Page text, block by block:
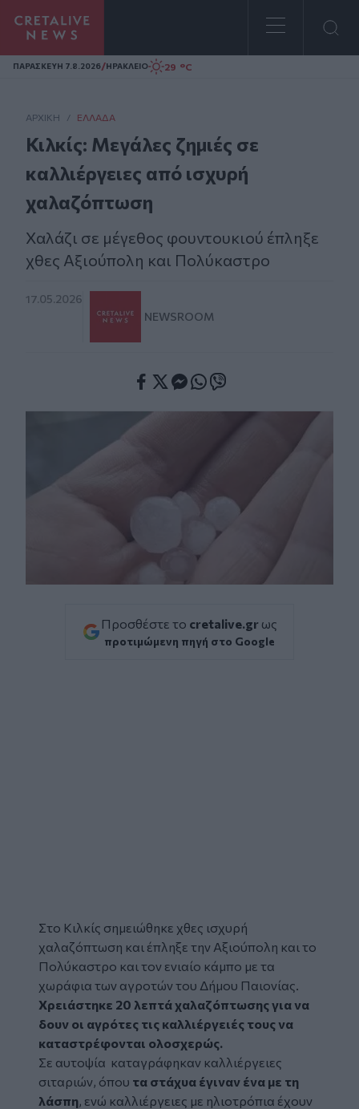
Homepage
ΠΑΡΑΣΚΕΥΗ 7.8.2026/ΗΡΑΚΛΕΙΟ 29 °C
ΑΡΧΙΚΗ / ΕΛΛΆΔΑ
Κιλκίς: Μεγάλες ζημιές σε
καλλιέργειες από ισχυρή
χαλαζόπτωση
Χαλάζι σε μέγεθος φουντουκιού έπληξε
χθες Αξιούπολη και Πολύκαστρο
17.05.2026
NEWSROOM
Προσθέστε το cretalive.gr ως
προτιμώμενη πηγή στο Google
Στο Κιλκίς σημειώθηκε χθες ισχυρή
χαλαζόπτωση και έπληξε την Αξιούπολη και το
Πολύκαστρο και τον ενιαίο κάμπο με τα
χωράφια των αγροτών του Δήμου Παιονίας.
Χρειάστηκε 20 λεπτά χαλαζόπτωσης για να
δουν οι αγρότες τις καλλιέργειές τους να
καταστρέφονται ολοσχερώς.
Σε αυτοψία καταγράφηκαν καλλιέργειες
σιταριών, όπου τα στάχυα έγιναν ένα με τη
λάσπη, ενώ καλλιέργειες με ηλιοτρόπια έχουν